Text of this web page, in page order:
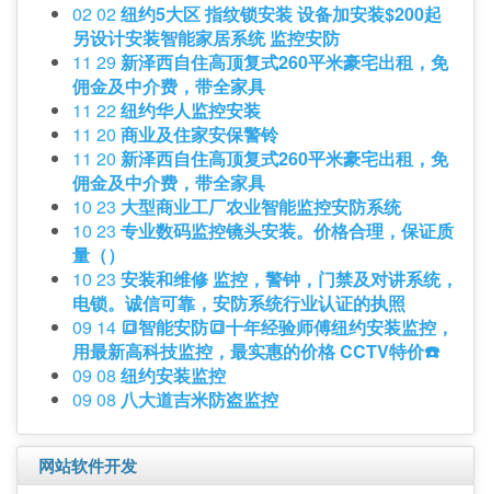
02 02纽约5大区 指纹锁安装 设备加安装$200起
另设计安装智能家居系统 监控安防
11 29 新泽西自住高顶复式260平米豪宅出租，免
佣金及中介费，带全家具
11 22纽约华人监控安装
11 20 商业及住家安保警铃
11 20 新泽西自住高顶复式260平米豪宅出租，免
佣金及中介费，带全家具
10 23 大型商业工厂农业智能监控安防系统
10 23 专业数码监控镜头安装。价格合理，保证质
量（）
10 23 安装和维修 监控，警钟，门禁及对讲系统，
电锁。诚信可靠，安防系统行业认证的执照
09 14 🔳智能安防🔳十年经验师傅纽约安装监控，
用最新高科技监控，最实惠的价格 CCTV特价☎️
09 08 纽约安装监控
09 08 八大道吉米防盗监控
网站软件开发